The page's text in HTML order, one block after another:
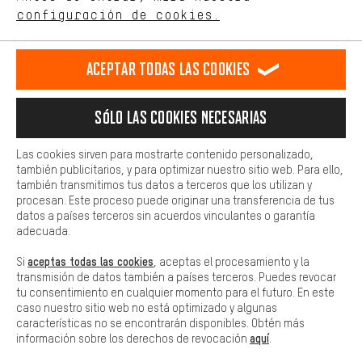
español
ES english
EN Deutsch
DE
RESCINDIR EL CONTRATO Comunidad de Aquisgrán Programa de afiliados
Aviso Legal Protección de datos Condiciones Generales
Plataforma de reportes Reciclaje de baterias
Configuración de las cookies Ajusta el contraste
Todos los precios indicados son en euros e sin MwSt, más
gastos de envío aEstados Unidos.
configuración de cookies.
comportamiento de compra.
Más confort
cookies de comodidad, creamos enlaces a plataformas de redes
sociales. Esto nos permite proporcionarle más contenido e
adicionales que le ayudarán a encontrar los productos adecuados.
preguntas de forma rápida y sencilla.
Básica
Las cookies básicas aseguran que puedas usar nuestro sitio web.
Aceptar todas las cookies
Sólo las cookies necesarias
Las cookies sirven para mostrarte contenido personalizado,
también publicitarios, y para optimizar nuestro sitio web. Para ello,
también transmitimos tus datos a terceros que los utilizan y
procesan. Este proceso puede originar una transferencia de tus
datos a países terceros sin acuerdos vinculantes o garantía
adecuada.
Si aceptas todas las cookies , aceptas el procesamiento y la
transmisión de datos también a países terceros. Puedes revocar
tu consentimiento en cualquier momento para el futuro. En este
caso nuestro sitio web no está optimizado y algunas
características no se encontrarán disponibles. Obtén más
información sobre los derechos de revocación aquí.